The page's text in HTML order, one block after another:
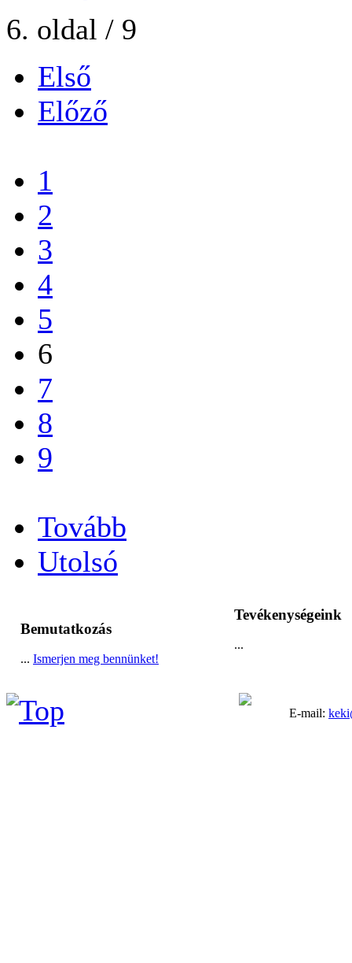
6. oldal / 9
Első
Előző
1
2
3
4
5
6
7
8
9
Tovább
Utolsó
Bemutatkozás
... Ismerjen meg bennünket!
Tevékenységeink
...
E-mail: